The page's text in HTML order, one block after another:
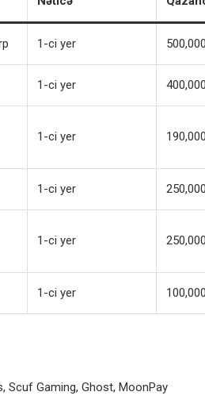
1-ci yer
1-ci yer
1-ci yer
1-ci yer
1-ci yer
1-ci yer
Scuf Gaming, Ghost, MoonPay